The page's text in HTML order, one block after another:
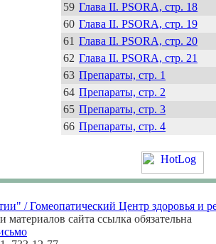
59 Глава II. PSORA, стр. 18
60 Глава II. PSORA, стр. 19
61 Глава II. PSORA, стр. 20
62 Глава II. PSORA, стр. 21
63 Препараты, стр. 1
64 Препараты, стр. 2
65 Препараты, стр. 3
66 Препараты, стр. 4
/ Гомеопатический Центр здоровья и
сайта ссылка обязательна